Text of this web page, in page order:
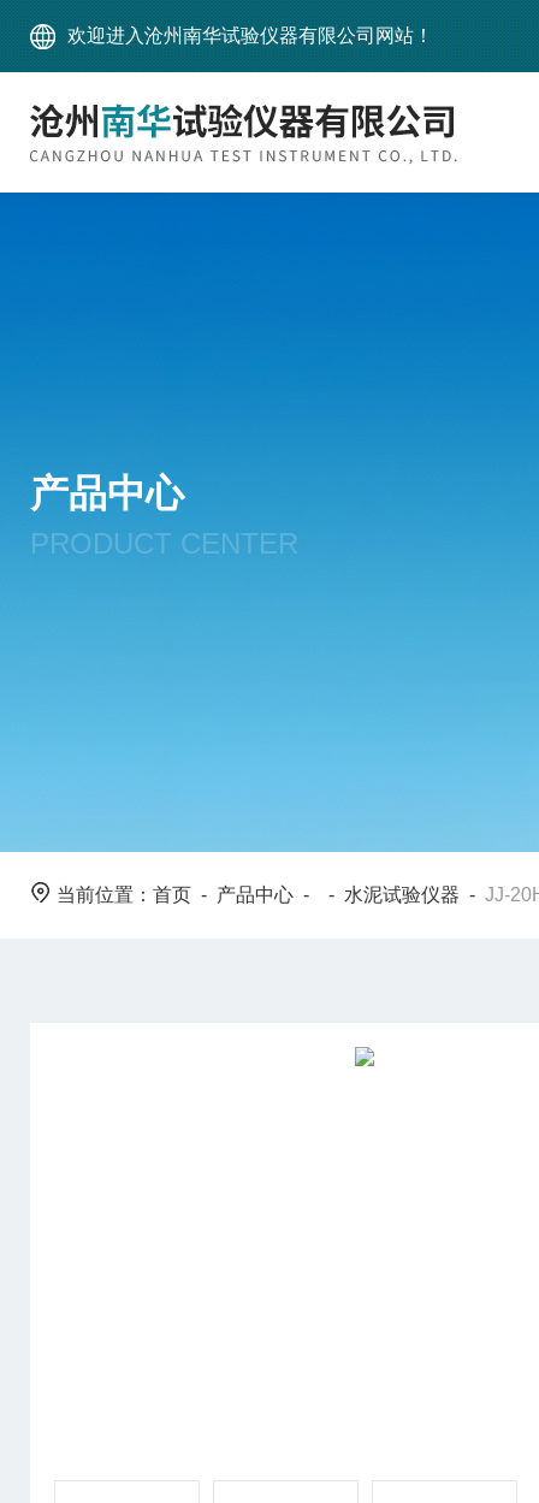
欢迎进入沧州南华试验仪器有限公司网站！
产品中心
PRODUCT CENTER
当前位置： 首页 - 产品中心 - - 水泥试验仪器 - JJ-